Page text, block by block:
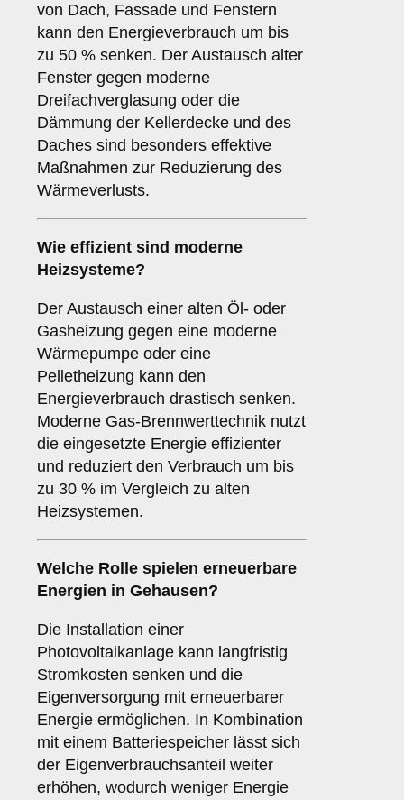
von Dach, Fassade und Fenstern
kann den Energieverbrauch um bis
zu 50 % senken. Der Austausch alter
Fenster gegen moderne
Dreifachverglasung oder die
Dämmung der Kellerdecke und des
Daches sind besonders effektive
Maßnahmen zur Reduzierung des
Wärmeverlusts.
Wie effizient sind moderne
Heizsysteme?
Der Austausch einer alten Öl- oder
Gasheizung gegen eine moderne
Wärmepumpe oder eine
Pelletheizung kann den
Energieverbrauch drastisch senken.
Moderne Gas-Brennwerttechnik nutzt
die eingesetzte Energie effizienter
und reduziert den Verbrauch um bis
zu 30 % im Vergleich zu alten
Heizsystemen.
Welche Rolle spielen erneuerbare
Energien in Gehausen?
Die Installation einer
Photovoltaikanlage kann langfristig
Stromkosten senken und die
Eigenversorgung mit erneuerbarer
Energie ermöglichen. In Kombination
mit einem Batteriespeicher lässt sich
der Eigenverbrauchsanteil weiter
erhöhen, wodurch weniger Energie